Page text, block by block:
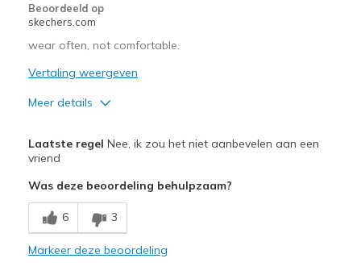
Beoordeeld op
skechers.com
wear often, not comfortable.
Vertaling weergeven
Meer details
Attractive Design
Minpunten
Poor Cushioning
Beste toepassingen
Laatste regel Nee, ik zou het niet aanbevelen aan een
vriend
Was deze beoordeling behulpzaam?
6 3
Markeer deze beoordeling